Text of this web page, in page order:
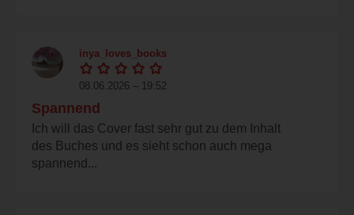
inya_loves_books
08.06.2026 – 19:52
Spannend
Ich will das Cover fast sehr gut zu dem Inhalt
des Buches und es sieht schon auch mega
spannend...